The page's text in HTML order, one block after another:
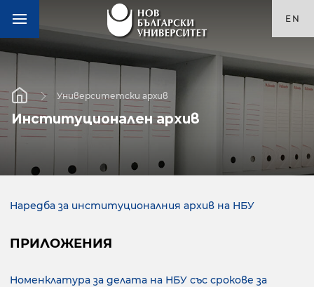
EN
Университетски архив
Институционален архив
Наредба за институционалния архив на НБУ
ПРИЛОЖЕНИЯ
Номенклатура за делата на НБУ със срокове за